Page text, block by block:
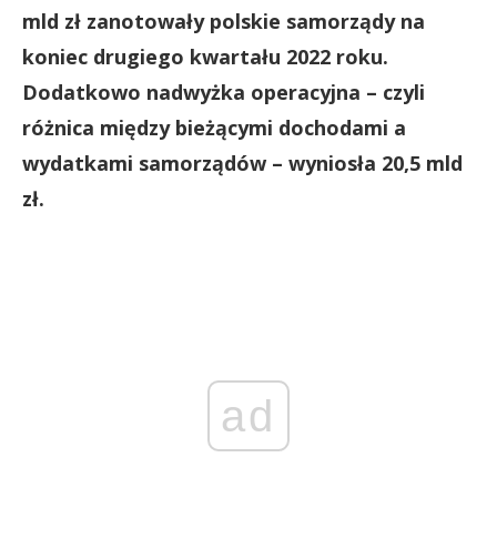
mld zł zanotowały polskie samorządy na
koniec drugiego kwartału 2022 roku.
Dodatkowo nadwyżka operacyjna – czyli
różnica między bieżącymi dochodami a
wydatkami samorządów – wyniosła 20,5 mld
zł.
ad